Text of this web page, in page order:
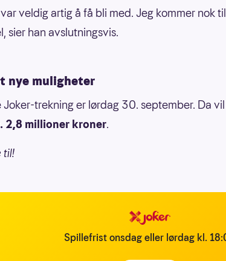
veldig artig å få bli med. Jeg kommer nok
sier han avslutningsvis.
nye muligheter
Joker-trekning er lørdag 30. september. Da
2,8 millioner kroner.
til!
Spillefrist onsdag eller lørdag kl.